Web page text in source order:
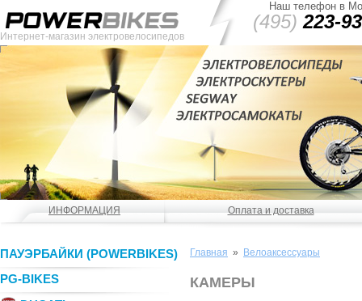
Интернет-магазин электровелосипедов
Наш телефон в
(495) 223-
ИНФОРМАЦИЯ Оплата и доставка
ПАУЭРБАЙКИ (POWERBIKES)
PG-BIKES
Главная » Велоаксессуары
КАМЕРЫ